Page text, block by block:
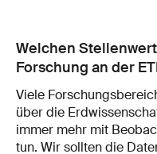
Welchen
Forschung an der
Viele
über die
immer mehr mit
tun. Wir sollten die